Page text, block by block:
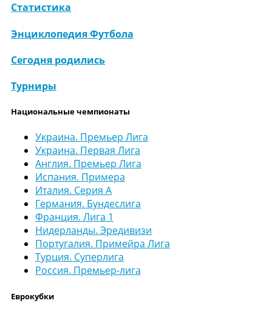
Статистика
Энциклопедия Футбола
Сегодня родились
Турниры
Национальные чемпионаты
Украина. Премьер Лига
Украина. Первая Лига
Англия. Премьер Лига
Испания. Примера
Италия. Серия А
Германия. Бундеслига
Франция. Лига 1
Нидерланды. Эредивизи
Португалия. Примейра Лига
Турция. Суперлига
Россия. Премьер-лига
Еврокубки